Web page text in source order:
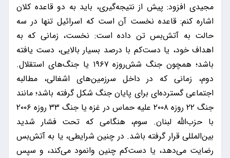
مجیدی افزود: پیش از نتیجه‌گیری، باید به دو قاعده کلان
اشاره کنم: قاعده نخست آن است که اسرائیل تنها در سه
حالت به آتش‌بس تن داده است: نخست، زمانی که به
اهداف خود، یا دست‌کم با درصد بسیار بالایی، دست یافته
باشد؛ همچون جنگ شش‌روزه ۱۹۶۷ یا جنگ‌های استقلال.
دوم، زمانی که در داخل سرزمین‌های اشغالی، مطالبه
اجتماعی گسترده‌ای برای پایان جنگ شکل گرفته باشد؛ مانند
جنگ ۲۲ روزه ۲۰۰۸ علیه حماس در غزه یا جنگ ۳۳ روزه ۲۰۰۶
با حزب‌الله لبنان. سوم، هنگامی که تحت فشار شدید
بین‌المللی قرار گرفته باشد. در چنین شرایطی، یا به آتش‌بس
رضایت می‌دهد، یا دست‌کم چنین وانمود می‌کند، و سپس